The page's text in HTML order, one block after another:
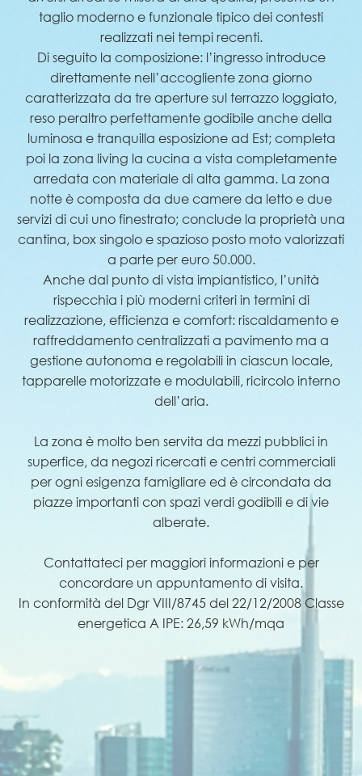
taglio moderno e funzionale tipico dei contesti
realizzati nei tempi recenti.
Di seguito la composizione: l’ingresso introduce
direttamente nell’accogliente zona giorno
caratterizzata da tre aperture sul terrazzo loggiato,
reso peraltro perfettamente godibile anche della
luminosa e tranquilla esposizione ad Est; completa
poi la zona living la cucina a vista completamente
arredata con materiale di alta gamma. La zona
notte è composta da due camere da letto e due
servizi di cui uno finestrato; conclude la proprietà una
cantina, box singolo e spazioso posto moto valorizzati
a parte per euro 50.000.
Anche dal punto di vista impiantistico, l’unità
rispecchia i più moderni criteri in termini di
realizzazione, efficienza e comfort: riscaldamento e
raffreddamento centralizzati a pavimento ma a
gestione autonoma e regolabili in ciascun locale,
tapparelle motorizzate e modulabili, ricircolo interno
dell’aria.
La zona è molto ben servita da mezzi pubblici in
superfice, da negozi ricercati e centri commerciali
per ogni esigenza famigliare ed è circondata da
piazze importanti con spazi verdi godibili e di vie
alberate.
Contattateci per maggiori informazioni e per
concordare un appuntamento di visita.
In conformità del Dgr VIII/8745 del 22/12/2008 Classe
energetica A IPE: 26,59 kWh/mqa